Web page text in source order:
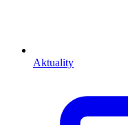
Aktuality